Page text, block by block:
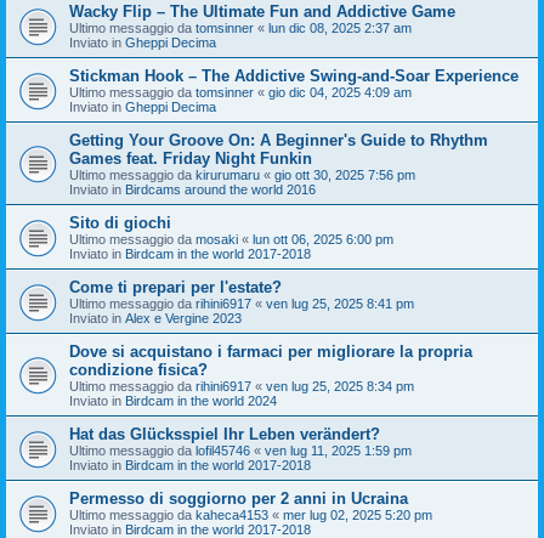
Wacky Flip – The Ultimate Fun and Addictive Game
Ultimo messaggio da tomsinner « lun dic 08, 2025 2:37 am
Inviato in Gheppi Decima
Stickman Hook – The Addictive Swing-and-Soar Experience
Ultimo messaggio da tomsinner « gio dic 04, 2025 4:09 am
Inviato in Gheppi Decima
Getting Your Groove On: A Beginner's Guide to Rhythm
Games feat. Friday Night Funkin
Ultimo messaggio da kirurumaru « gio ott 30, 2025 7:56 pm
Inviato in Birdcams around the world 2016
Sito di giochi
Ultimo messaggio da mosaki « lun ott 06, 2025 6:00 pm
Inviato in Birdcam in the world 2017-2018
Come ti prepari per l'estate?
Ultimo messaggio da rihini6917 « ven lug 25, 2025 8:41 pm
Inviato in Alex e Vergine 2023
Dove si acquistano i farmaci per migliorare la propria
condizione fisica?
Ultimo messaggio da rihini6917 « ven lug 25, 2025 8:34 pm
Inviato in Birdcam in the world 2024
Hat das Glücksspiel Ihr Leben verändert?
Ultimo messaggio da lofil45746 « ven lug 11, 2025 1:59 pm
Inviato in Birdcam in the world 2017-2018
Permesso di soggiorno per 2 anni in Ucraina
Ultimo messaggio da kaheca4153 « mer lug 02, 2025 5:20 pm
Inviato in Birdcam in the world 2017-2018